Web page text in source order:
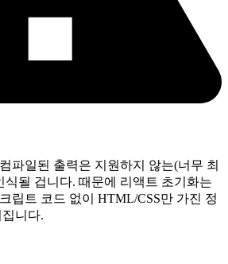
파일된 출력은 지원하지 않는(너무 최
식될 겁니다. 때문에 리액트 초기화는
립트 코드 없이 HTML/CSS만 가진 정
니다.